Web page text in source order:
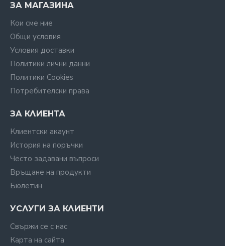
ЗА МАГАЗИНА
Кои сме ние
Общи условия
Условия доставки
Политики лични данни
Политики Cookies
Потребителски права
ЗА КЛИЕНТА
Клиентски акаунт
История на поръчки
Често задавани въпроси
Връщане на продукти
Бюлетин
УСЛУГИ ЗА КЛИЕНТИ
Свържи се с нас
Карта на сайта